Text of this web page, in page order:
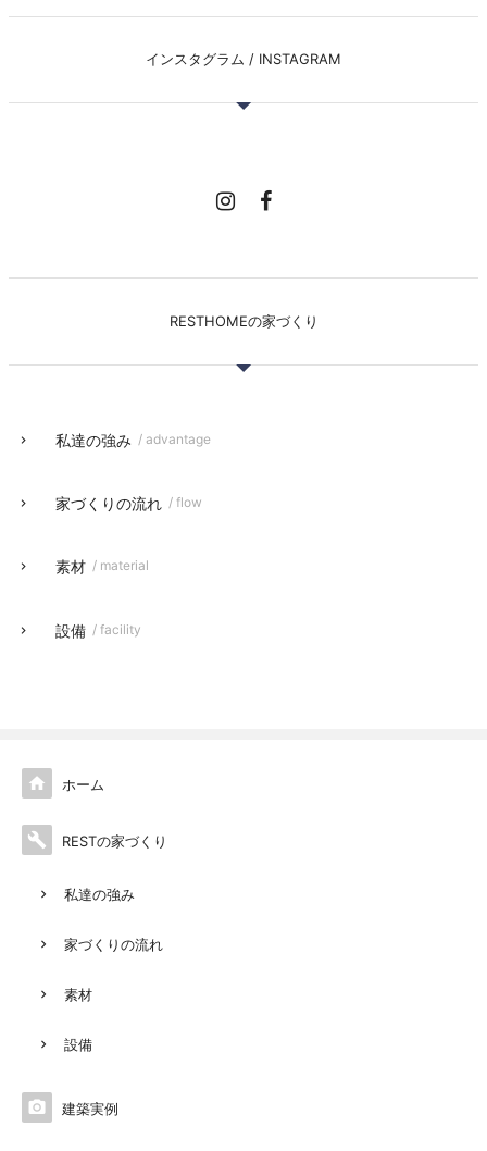
インスタグラム / INSTAGRAM
RESTHOMEの家づくり
私達の強み / advantage
家づくりの流れ / flow
素材 / material
設備 / facility
 ホーム
 RESTの家づくり
私達の強み
家づくりの流れ
素材
設備
 建築実例